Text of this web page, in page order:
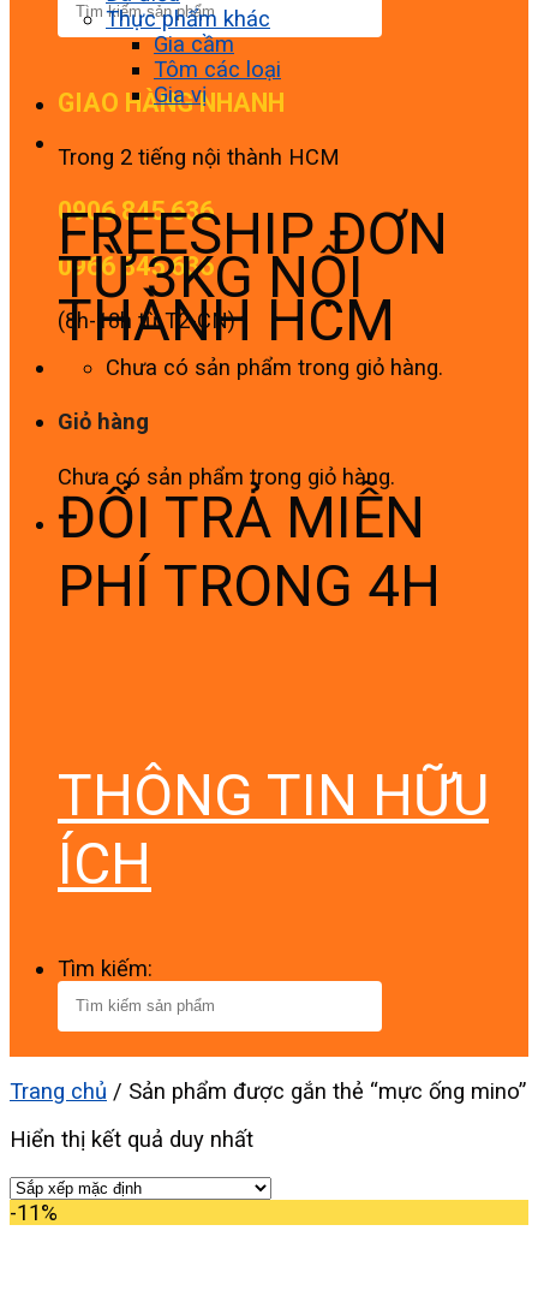
GIAO HÀNG NHANH
Trong 2 tiếng nội thành HCM
0906 845 636
0966 845 636
(8h-18h từ T2-CN)
Chưa có sản phẩm trong giỏ hàng.
Giỏ hàng
Chưa có sản phẩm trong giỏ hàng.
Thực phẩm khác
Gia cầm
Tôm các loại
Gia vị
FREESHIP ĐƠN
TỪ 3KG NỘI
THÀNH HCM
ĐỔI TRẢ MIỄN
PHÍ TRONG 4H
THÔNG TIN HỮU
ÍCH
Tìm kiếm:
Trang chủ / Sản phẩm được gắn thẻ “mực ống mino”
Hiển thị kết quả duy nhất
-11%